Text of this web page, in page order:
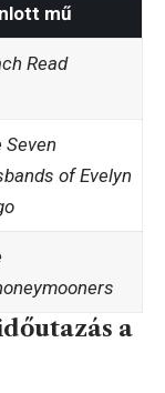
mű
Read
Seven
of Evelyn
a